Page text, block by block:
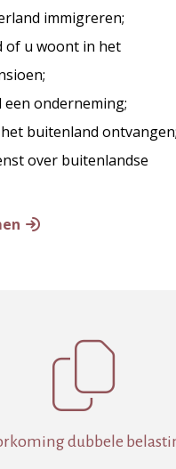
immigreren;
of u woont in het
onderneming;
buitenland ontvangen;
over buitenlandse

dubbele